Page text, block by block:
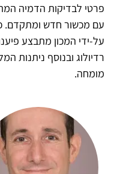
פרטי לבדיקות הדמיה
עם מכשור חדש ומתקדם.
על-ידי המכון מתבצע
רדיולוג ובנוסף ניתנות
מומחה.